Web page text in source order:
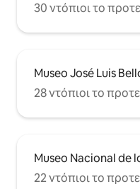
30 ντόπιοι το
Museo José Luis
28 ντόπιοι το
Museo Nacional de
22 ντόπιοι το